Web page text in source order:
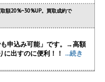
額20%~30%UP。買取成約で
申込み可能」です。→高額
に出すのに便利！！ ...続き